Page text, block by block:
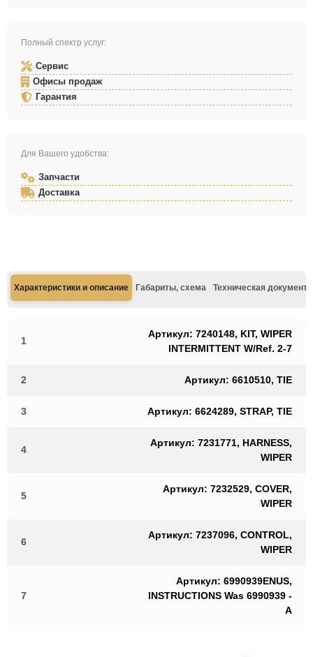
Полный спектр услуг:
Сервис
Офисы продаж
Гарантия
Для Вашего удобства:
Запчасти
Доставка
Характеристики и описание Габариты, схема Техническая
1
Артикул: 7240148, KIT, WIPER
INTERMITTENT W/Ref. 2-7
2 Артикул: 6610510, TIE
3 Артикул: 6624289, STRAP, TIE
4
Артикул: 7231771, HARNESS,
WIPER
5
Артикул: 7232529, COVER,
WIPER
6
Артикул: 7237096, CONTROL,
WIPER
7
Артикул: 6990939ENUS,
INSTRUCTIONS Was 6990939 -
A